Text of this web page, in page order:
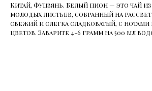
Китай, Фуцзянь. Белый пион — это чай
молодых листьев, собранный на
свежий и слегка сладковатый, с нотами
цветов. Заварите 4-6 грамм на 500 мл